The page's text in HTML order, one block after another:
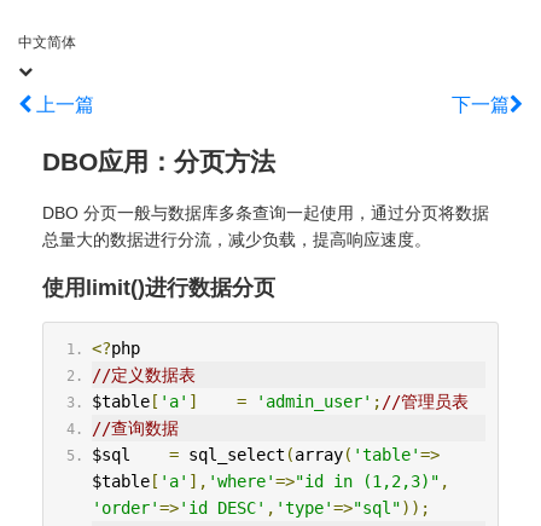
中文简体
上一篇 下一篇
DBO应用：分页方法
DBO 分页一般与数据库多条查询一起使用，通过分页将数据
总量大的数据进行分流，减少负载，提高响应速度。
使用limit()进行数据分页
<?php
//定义数据表
$table[ 'a' ] = 'admin_user' ;//管理员表
//查询数据
$sql = sql_select (array( 'table'=>
$table[ 'a' ], 'where'=>"id in (1,2,3)" ,
'order'=>'id DESC' , 'type'=>"sql"));